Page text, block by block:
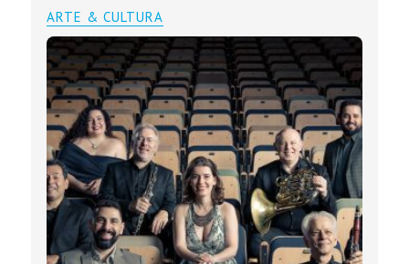
ARTE & CULTURA